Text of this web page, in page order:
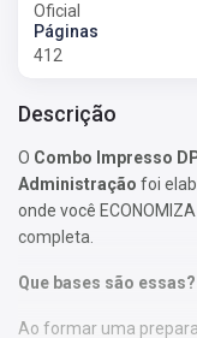
Oficial
Páginas
412
Descrição
O Combo Impresso
Administração foi
onde você
completa.
Que bases são essas?
Ao formar uma